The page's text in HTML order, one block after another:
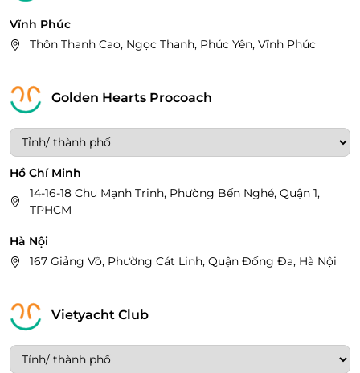
Vĩnh Phúc
Thôn Thanh Cao, Ngọc Thanh, Phúc Yên, Vĩnh Phúc
Golden Hearts Procoach
Hồ Chí Minh
14-16-18 Chu Mạnh Trinh, Phường Bến Nghé, Quận 1,
TPHCM
Hà Nội
167 Giảng Võ, Phường Cát Linh, Quận Đống Đa, Hà Nội
Vietyacht Club